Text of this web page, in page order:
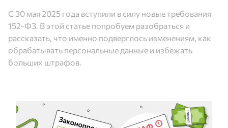
С 30 мая 2025 года вступили в силу новые требования
152-ФЗ. В этой статье попробуем разобраться и
рассказать, что именно подверглось изменениям, как
обрабатывать персональные данные и избежать
больших штрафов.